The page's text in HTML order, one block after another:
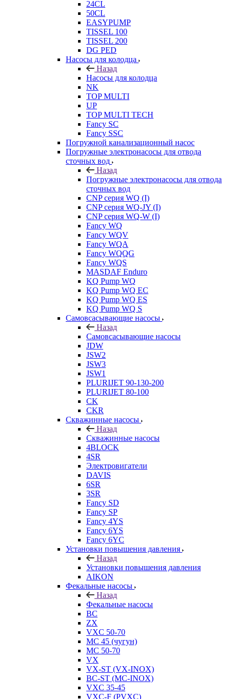
24CL
50CL
EASYPUMP
TISSEL 100
TISSEL 200
DG PED
Насосы для колодца
Назад
Насосы для колодца
NK
TOP MULTI
UP
TOP MULTI TECH
Fancy SC
Fancy SSC
Погружной канализационный насос
Погружные электронасосы для отвода
сточных вод
Назад
Погружные электронасосы для отвода
сточных вод
CNP серия WQ (I)
CNP серия WQ-JY (I)
CNP серия WQ-W (I)
Fancy WQ
Fancy WQV
Fancy WQA
Fancy WQQG
Fancy WQS
MASDAF Enduro
KQ Pump WQ
KQ Pump WQ EC
KQ Pump WQ ES
KQ Pump WQ S
Самовсасывающие насосы
Назад
Самовсасывающие насосы
JDW
JSW2
JSW3
JSW1
PLURIJET 90-130-200
PLURIJET 80-100
CK
CKR
Скважинные насосы
Назад
Скважинные насосы
4BLOCK
4SR
Электровигатели
DAVIS
6SR
3SR
Fancy SD
Fancy SP
Fancy 4YS
Fancy 6YS
Fancy 6YC
Установки повышения давления
Назад
Установки повышения давления
AIKON
Фекальные насосы
Назад
Фекальные насосы
BC
ZX
VXC 50-70
MC 45 (чугун)
MC 50-70
VX
VX-ST (VX-INOX)
BC-ST (MC-INOX)
VXC 35-45
VXC-F (PVXC)